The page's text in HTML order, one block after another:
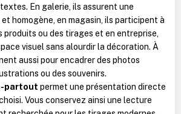
En galerie, ils assurent une
homogène, en magasin, ils participent à
produits ou des tirages et en entreprise,
visuel sans alourdir la décoration. À
aussi pour encadrer des photos
ou des souvenirs.
partout permet une présentation directe
Vous conservez ainsi une lecture